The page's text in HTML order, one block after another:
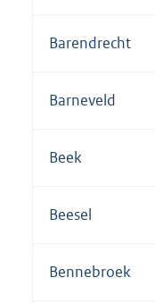
Barendrecht
Barneveld
Beek
Beesel
Bennebroek